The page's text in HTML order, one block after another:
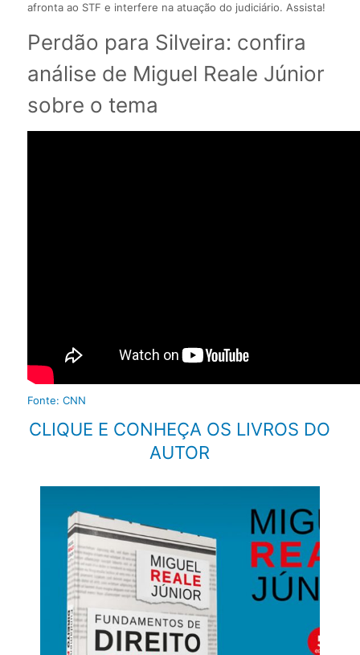
afronta ao STF e interfere na atuação do judiciário. Assista!
Perdão para Silveira: confira
análise de Miguel Reale Júnior
sobre o tema
Fonte: CNN
CLIQUE E CONHEÇA OS LIVROS DO
AUTOR